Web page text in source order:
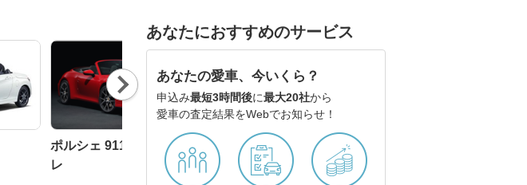
ポルシェ 911 カブリオ
レ
ポルシェ 718 ボクスタ
ー
レクサス LCコンバーチ
ブル
Nex
t
あなたにおすすめのサービス
あなたの愛車、今いくら？
申込み最短3時間後に最大20社から
愛車の査定結果をWebでお知らせ！